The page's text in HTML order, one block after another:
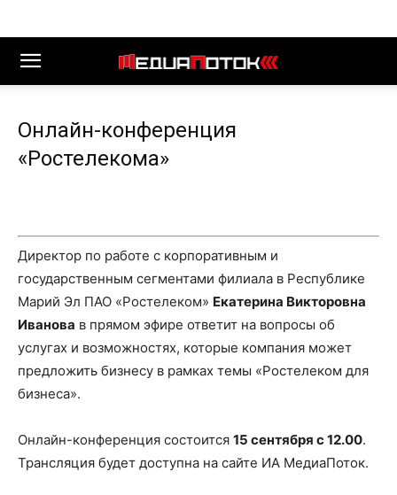
Онлайн-конференция
«Ростелекома»
Директор по работе с корпоративным и
государственным сегментами филиала в Республике
Марий Эл ПАО «Ростелеком» Екатерина Викторовна
Иванова в прямом эфире ответит на вопросы об
услугах и возможностях, которые компания может
предложить бизнесу в рамках темы «Ростелеком для
бизнеса».
Онлайн-конференция состоится 15 сентября с 12.00.
Трансляция будет доступна на сайте ИА МедиаПоток.